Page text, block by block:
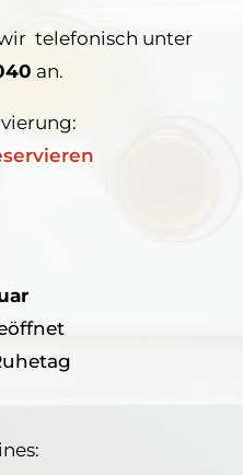
telefonisch unter
an.